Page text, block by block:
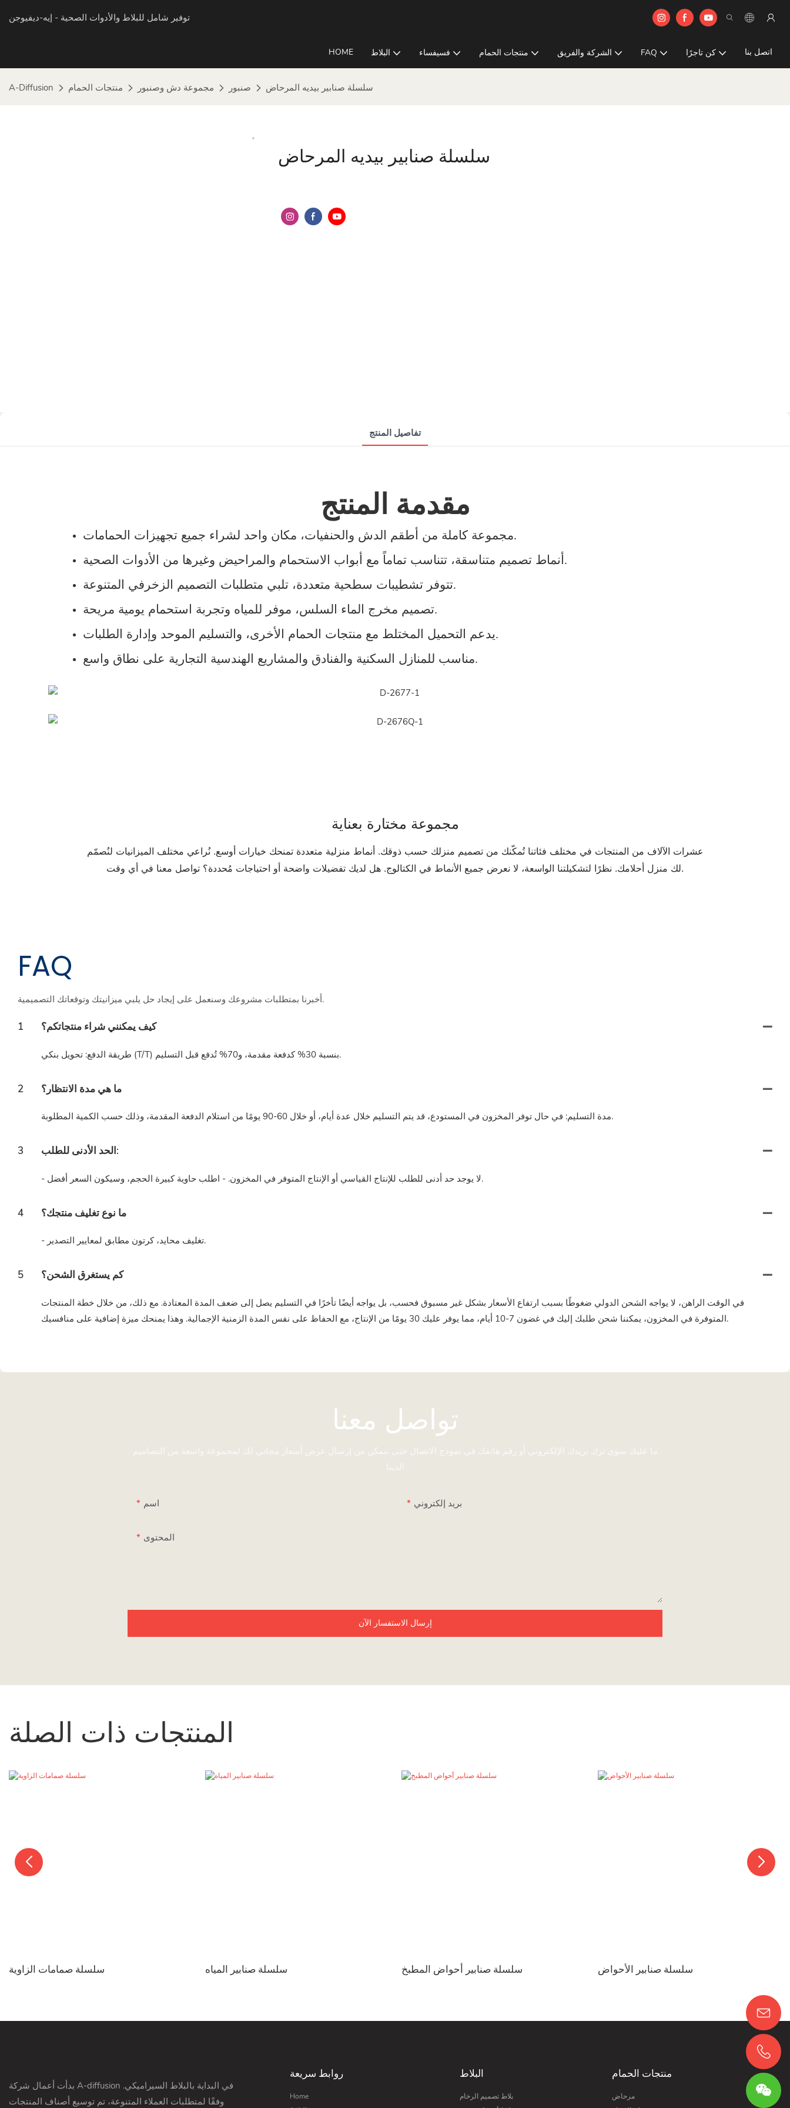
توفير شامل للبلاط والأدوات الصحية - إيه-ديفيوجن
HOME البلاط فسيفساء منتجات الحمام الشركة والفريق FAQ كن تاجرًا اتصل بنا
A-Diffusion منتجات الحمام مجموعة دش وصنبور صنبور سلسلة صنابير بيديه المرحاض
سلسلة صنابير بيديه المرحاض
تفاصيل المنتج
مقدمة المنتج
مجموعة كاملة من أطقم الدش والحنفيات، مكان واحد لشراء جميع تجهيزات الحمامات.
أنماط تصميم متناسقة، تتناسب تماماً مع أبواب الاستحمام والمراحيض وغيرها من الأدوات الصحية.
تتوفر تشطيبات سطحية متعددة، تلبي متطلبات التصميم الزخرفي المتنوعة.
تصميم مخرج الماء السلس، موفر للمياه وتجربة استحمام يومية مريحة.
يدعم التحميل المختلط مع منتجات الحمام الأخرى، والتسليم الموحد وإدارة الطلبات.
مناسب للمنازل السكنية والفنادق والمشاريع الهندسية التجارية على نطاق واسع.
مجموعة مختارة بعناية
عشرات الآلاف من المنتجات في مختلف فئاتنا تُمكّنك من تصميم منزلك حسب ذوقك. أنماط منزلية متعددة تمنحك خيارات أوسع. نُراعي مختلف الميزانيات لنُصمّم
لك منزل أحلامك. نظرًا لتشكيلتنا الواسعة، لا نعرض جميع الأنماط في الكتالوج. هل لديك تفضيلات واضحة أو احتياجات مُحددة؟ تواصل معنا في أي وقت.
FAQ
أخبرنا بمتطلبات مشروعك وسنعمل على إيجاد حل يلبي ميزانيتك وتوقعاتك التصميمية.
1 كيف يمكنني شراء منتجاتكم؟
طريقة الدفع: تحويل بنكي (T/T) بنسبة 30% كدفعة مقدمة، و70% تُدفع قبل التسليم.
2 ما هي مدة الانتظار؟
مدة التسليم: في حال توفر المخزون في المستودع، قد يتم التسليم خلال عدة أيام، أو خلال 60-90 يومًا من استلام الدفعة المقدمة، وذلك حسب الكمية المطلوبة.
3 الحد الأدنى للطلب:
- لا يوجد حد أدنى للطلب للإنتاج القياسي أو الإنتاج المتوفر في المخزون. - اطلب حاوية كبيرة الحجم، وسيكون السعر أفضل.
4 ما نوع تغليف منتجك؟
- تغليف محايد، كرتون مطابق لمعايير التصدير.
5 كم يستغرق الشحن؟
في الوقت الراهن، لا يواجه الشحن الدولي ضغوطًا بسبب ارتفاع الأسعار بشكل غير مسبوق فحسب، بل يواجه أيضًا تأخرًا في التسليم يصل إلى ضعف المدة المعتادة. مع ذلك، من خلال خطة المنتجات
المتوفرة في المخزون، يمكننا شحن طلبك إليك في غضون 7-10 أيام، مما يوفر عليك 30 يومًا من الإنتاج، مع الحفاظ على نفس المدة الزمنية الإجمالية. وهذا يمنحك ميزة إضافية على منافسيك.
تواصل معنا
ما عليك سوى ترك بريدك الإلكتروني أو رقم هاتفك في نموذج الاتصال حتى نتمكن من إرسال عرض أسعار مجاني لك لمجموعة واسعة من التصاميم
لدينا!
اسم بريد إلكتروني
المحتوى
إرسال الاستفسار الآن
المنتجات ذات الصلة
سلسلة صمامات الزاوية سلسلة صنابير المياه سلسلة صنابير أحواض المطبخ سلسلة صنابير الأحواض
بدأت أعمال شركة A-diffusion في البداية بالبلاط السيراميكي.
وفقًا لمتطلبات العملاء المتنوعة، تم توسيع أصناف المنتجات
روابط سريعة
Home
البلاط
بلاط تصميم الرخام
منتجات الحمام
مرحاض